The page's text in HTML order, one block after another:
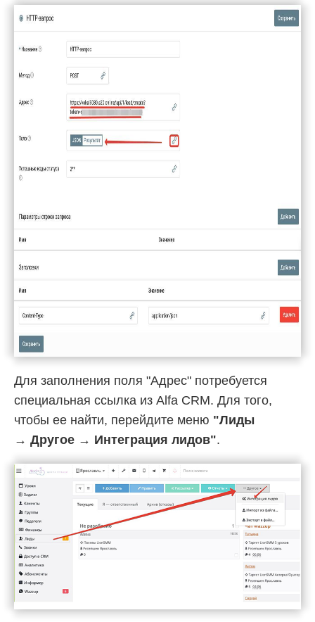
Для заполнения поля "Адрес" потребуется
специальная ссылка из Alfa CRM. Для того,
чтобы ее найти, перейдите меню "Лиды
→ Другое → Интеграция лидов".